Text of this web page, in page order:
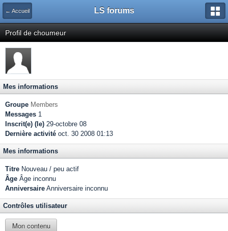
← Accueil LS forums
Profil de choumeur
Mes informations
Groupe Members
Messages 1
Inscrit(e) (le) 29-octobre 08
Dernière activité oct. 30 2008 01:13
Mes informations
Titre Nouveau / peu actif
Âge Âge inconnu
Anniversaire Anniversaire inconnu
Contrôles utilisateur
Mon contenu